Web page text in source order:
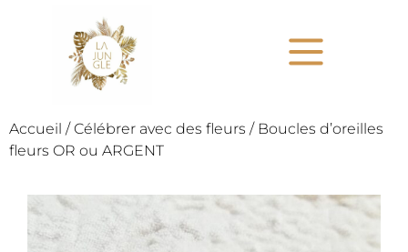
Accueil /Célébrer avec des fleurs / Boucles d’oreilles
fleurs OR ou ARGENT